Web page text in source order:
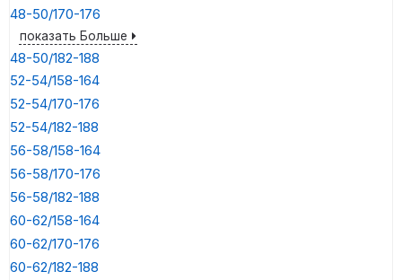
48-50/170-176
показать Больше
48-50/182-188
52-54/158-164
52-54/170-176
52-54/182-188
56-58/158-164
56-58/170-176
56-58/182-188
60-62/158-164
60-62/170-176
60-62/182-188